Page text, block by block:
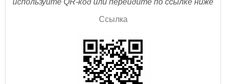
используйте QR-код или перейдите по ссылке ниже
Ссылка